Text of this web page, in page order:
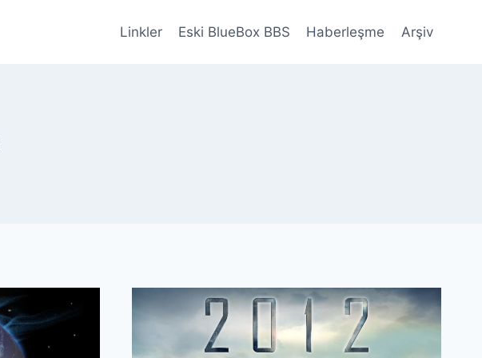
Linkler Eski BlueBox BBS Haberleşme Arşiv